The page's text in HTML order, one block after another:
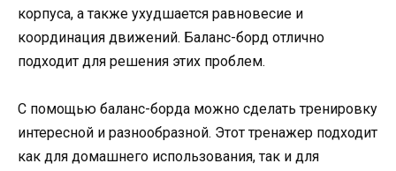
корпуса, а также ухудшается равновесие и
координация движений. Баланс-борд отлично
подходит для решения этих проблем.
С помощью баланс-борда можно сделать тренировку
интересной и разнообразной. Этот тренажер подходит
как для домашнего использования, так и для